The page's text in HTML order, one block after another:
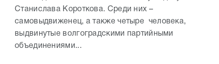
Станислава Короткова. Среди них –
самовыдвиженец, а также четыре человека,
выдвинутые волгоградскими партийными
объединениями...